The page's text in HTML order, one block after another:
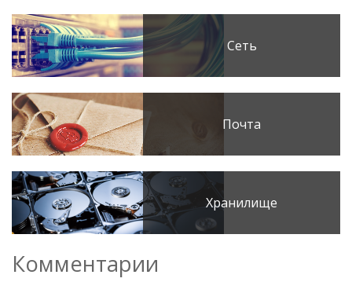
Сеть
Почта
Хранилище
Комментарии